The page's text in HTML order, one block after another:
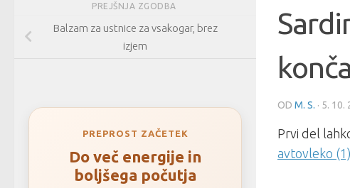
OD M. S. · 5. 10.
Prvi del
avtovleko (1)
PREJŠNJA ZGODBA
Balzam za ustnice za vsakogar, brez
izjem
PREPROST ZAČETEK
Do več energije in
boljšega počutja